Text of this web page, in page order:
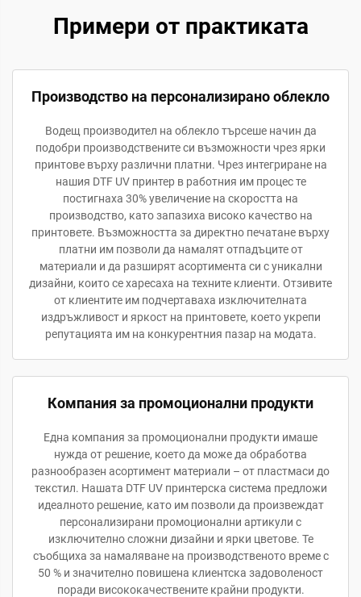
Примери от практиката
Производство на персонализирано облекло
Водещ производител на облекло търсеше начин да
подобри производствените си възможности чрез ярки
принтове върху различни платни. Чрез интегриране на
нашия DTF UV принтер в работния им процес те
постигнаха 30% увеличение на скоростта на
производство, като запазиха високо качество на
принтовете. Възможността за директно печатане върху
платни им позволи да намалят отпадъците от
материали и да разширят асортимента си с уникални
дизайни, които се харесаха на техните клиенти. Отзивите
от клиентите им подчертаваха изключителната
издръжливост и яркост на принтовете, което укрепи
репутацията им на конкурентния пазар на модата.
Компания за промоционални продукти
Една компания за промоционални продукти имаше
нужда от решение, което да може да обработва
разнообразен асортимент материали – от пластмаси до
текстил. Нашата DTF UV принтерска система предложи
идеалното решение, като им позволи да произвеждат
персонализирани промоционални артикули с
изключително сложни дизайни и ярки цветове. Те
съобщиха за намаляване на производственото време с
50 % и значително повишена клиентска задоволеност
поради висококачествените крайни продукти.